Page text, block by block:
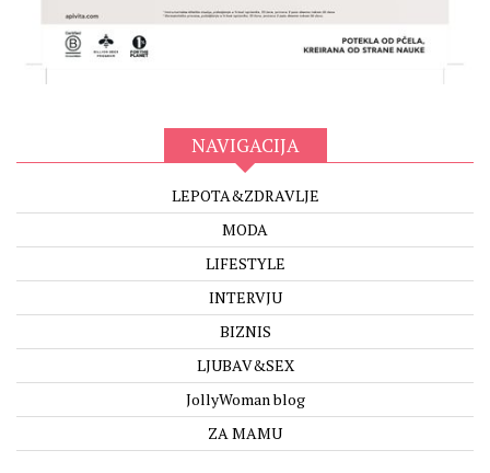
NAVIGACIJA
LEPOTA&ZDRAVLJE
MODA
LIFESTYLE
INTERVJU
BIZNIS
LJUBAV&SEX
JollyWoman blog
ZA MAMU